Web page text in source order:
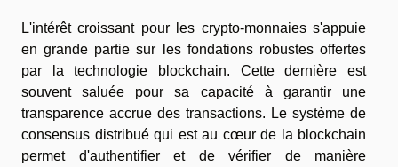
L'intérêt croissant pour les crypto-monnaies s'appuie
en grande partie sur les fondations robustes offertes
par la technologie blockchain. Cette dernière est
souvent saluée pour sa capacité à garantir une
transparence accrue des transactions. Le système de
consensus distribué qui est au cœur de la blockchain
permet d'authentifier et de vérifier de manière